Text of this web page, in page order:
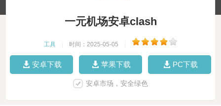
一元机场安卓clash
工具 时间：2025-05-05
安卓下载 苹果下载 PC下载
安卓市场，安全绿色